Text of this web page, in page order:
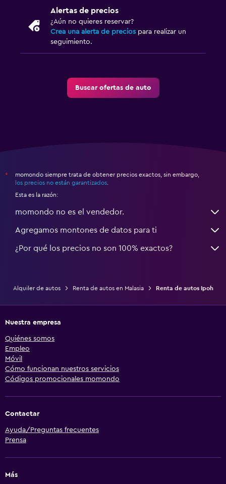
Alertas de precios
¿Aún no quieres reservar?
Crea una alerta de precios para realizar un
seguimiento.
Buscar ofertas de auto
*
momondo siempre trata de obtener precios exactos, sin embargo,
los precios no están garantizados.
Esta es la razón:
momondo no es el vendedor.
Agregamos montones de datos para ti
¿Por qué los precios no son 100% exactos?
Alquiler de autos Renta de autos en Malasia Renta de autos Ipoh
Nuestra empresa
Quiénes somos
Empleo
Móvil
Cómo funcionan nuestros servicios
Códigos promocionales momondo
Contactar
Ayuda/Preguntas frecuentes
Prensa
Más